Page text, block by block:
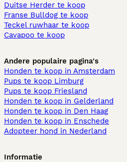
Duitse Herder te koop
Franse Bulldog te koop
Teckel ruwhaar te koop
Cavapoo te koop
Andere populaire pagina's
Honden te koop in Amsterdam
Pups te koop Limburg​
Pups te koop Friesland​
Honden te koop in Gelderland
Honden te koop in Den Haag
Honden te koop in Enschede
Adopteer hond in Nederland
Informatie